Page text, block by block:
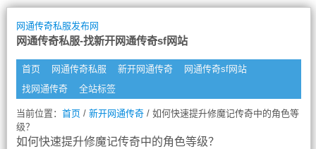
网通传奇私服发布网
网通传奇私服-找新开网通传奇sf网站
首页 网通传奇私服 新开网通传奇
网通传奇sf网站
找网通传奇
全站标签
当前位置： 首页/ 新开网通传奇/ 如何快速提升修魔记传奇中的角色等
级？
如何快速提升修魔记传奇中的角色等级？